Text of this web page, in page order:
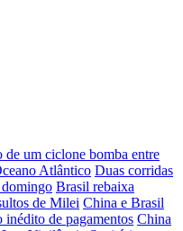
um ciclone bomba entre
Atlântico Duas corridas
domingo Brasil rebaixa
de Milei China e Brasil
de pagamentos China